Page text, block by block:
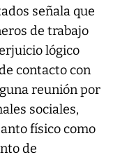
señala que
de trabajo
lógico
contacto con
reunión por
sociales,
físico como
de